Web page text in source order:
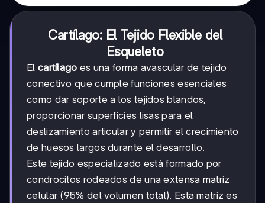
Cartílago: El Tejido Flexible del
Esqueleto
El cartílago es una forma avascular de tejido
conectivo que cumple funciones esenciales
como dar soporte a los tejidos blandos,
proporcionar superficies lisas para el
deslizamiento articular y permitir el crecimiento
de huesos largos durante el desarrollo.
Este tejido especializado está formado por
condrocitos rodeados de una extensa matriz
celular (95% del volumen total). Esta matriz es